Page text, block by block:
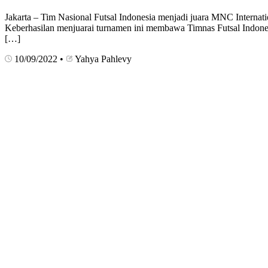
Jakarta – Tim Nasional Futsal Indonesia menjadi juara MNC
Keberhasilan menjuarai turnamen ini membawa Timnas Futsal
[…]
10/09/2022 • Yahya Pahlevy